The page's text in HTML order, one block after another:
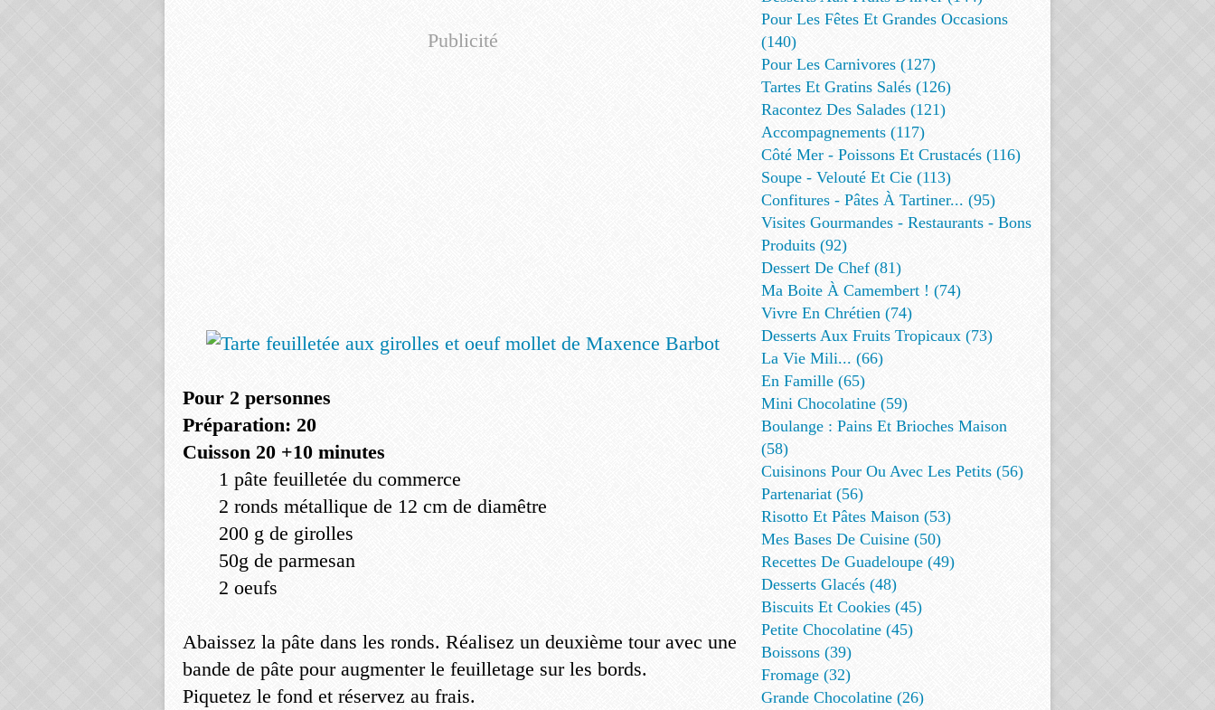
Publicité
Pour 2 personnes
Préparation: 20
Cuisson 20 +10 minutes
1 pâte feuilletée du commerce
2 ronds métallique de 12 cm de diamêtre
200 g de girolles
50g de parmesan
2 oeufs
Abaissez la pâte dans les ronds. Réalisez un deuxième tour avec une
bande de pâte pour augmenter le feuilletage sur les bords.
Piquetez le fond et réservez au frais.
Pour Les Fêtes Et Grandes Occasions
(140)
Pour Les Carnivores (127)
Tartes Et Gratins Salés (126)
Racontez Des Salades (121)
Accompagnements (117)
Côté Mer - Poissons Et Crustacés (116)
Soupe - Velouté Et Cie (113)
Confitures - Pâtes À Tartiner... (95)
Visites Gourmandes - Restaurants - Bons
Produits (92)
Dessert De Chef (81)
Ma Boite À Camembert ! (74)
Vivre En Chrétien (74)
Desserts Aux Fruits Tropicaux (73)
La Vie Mili... (66)
En Famille (65)
Mini Chocolatine (59)
Boulange : Pains Et Brioches Maison
(58)
Cuisinons Pour Ou Avec Les Petits (56)
Partenariat (56)
Risotto Et Pâtes Maison (53)
Mes Bases De Cuisine (50)
Recettes De Guadeloupe (49)
Desserts Glacés (48)
Biscuits Et Cookies (45)
Petite Chocolatine (45)
Boissons (39)
Fromage (32)
Grande Chocolatine (26)